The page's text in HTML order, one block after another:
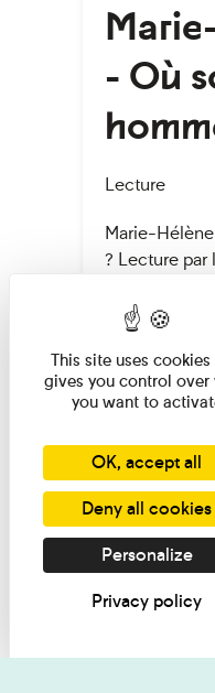
- Où
Lecture
Marie-
? Lecture par
Pages
This site uses cookies
gives you control over
you want to
OK, accept all
Deny all cookies
Personalize
Privacy policy